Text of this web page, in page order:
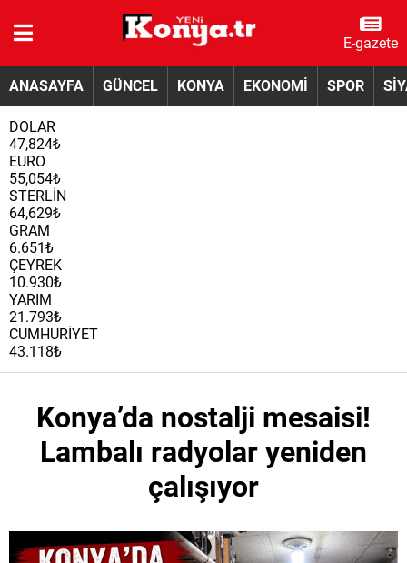
E-gazete
ANASAYFA GÜNCEL KONYA EKONOMİ SPOR
DOLAR
47,824₺
EURO
55,054₺
STERLİN
64,629₺
GRAM
6.651₺
ÇEYREK
10.930₺
YARIM
21.793₺
CUMHURİYET
43.118₺
Konya’da nostalji mesaisi!
Lambalı radyolar yeniden
çalışıyor